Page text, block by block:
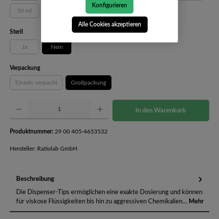
50 ml(Diese Option ist zurzeit nicht verfügbar.)
Steril
Ja
(Diese Option ist zurzeit nicht verfügbar.)
Nein
Verpackungauswählen
Einzeln verpackt(Diese Option ist zurzeit nicht verfügbar.)
Großpackung
Produkt Anzahl: Gib den gewünschten Wert ein oder benutze die Schaltflächen um die
In den Warenkorb
Produktnummer: 29 00 405-4653532
Hersteller: Ratiolab GmbH
Beschreibung
Die Dispenser-Tips ermöglichen eine exakte Dosierung und können
für viskose Flüssigkeiten bis hin zu aggressiven Chemikalien… Mehr
Konfigurieren
Alle Cookies akzeptieren